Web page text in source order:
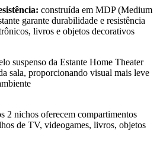
construída em MDP (Medium
garante durabilidade e resistência
livros e objetos decorativos
suspenso da Estante Home Theater
sala, proporcionando visual mais leve
2 nichos oferecem compartimentos
de TV, videogames, livros, objetos